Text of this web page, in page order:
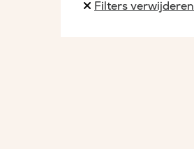
Filters verwijderen